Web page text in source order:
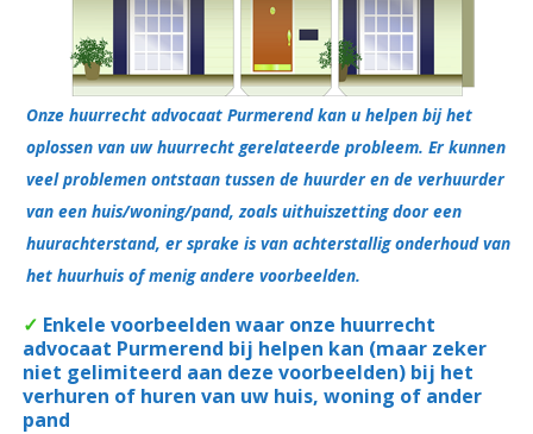
Onze huurrecht advocaat Purmerend kan u helpen bij het
oplossen van uw huurrecht gerelateerde probleem. Er kunnen
veel problemen ontstaan tussen de huurder en de verhuurder
van een huis/woning/pand, zoals uithuiszetting door een
huurachterstand, er sprake is van achterstallig onderhoud van
het huurhuis of menig andere voorbeelden.
✓ Enkele voorbeelden waar onze huurrecht
advocaat Purmerend bij helpen kan (maar zeker
niet gelimiteerd aan deze voorbeelden) bij het
verhuren of huren van uw huis, woning of ander
pand